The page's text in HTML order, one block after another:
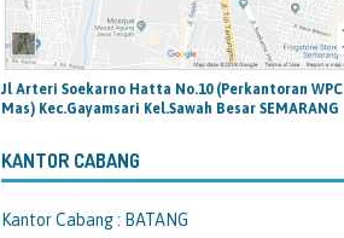
Jl Arteri Soekarno Hatta No.10 (Perkantoran WPC
Mas) Kec.Gayamsari Kel.Sawah Besar SEMARANG
KANTOR CABANG
Kantor Cabang : BATANG